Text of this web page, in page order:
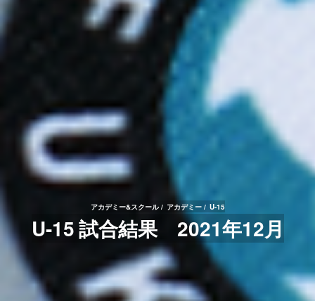
アカデミー&スクール アカデミー U-15
U-15 試合結果 2021年12月